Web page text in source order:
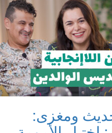
ومغزى: